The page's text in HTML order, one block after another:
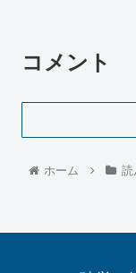
コメント
ホーム 読